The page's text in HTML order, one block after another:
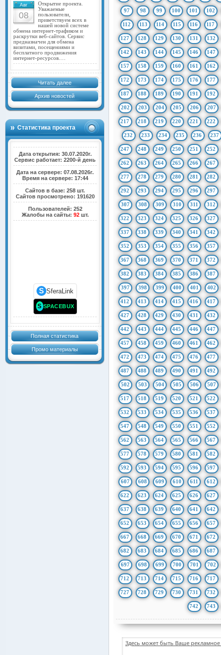
Авг
08
Открытие проекта.
Уважаемые
пользователи,
приветствуем всех в
нашей новой системе
обмена интернет-трафиком и
раскрутки веб-сайтов. Сервис
предназначен для обмена
визитами, посещениями и
бесплатного продвижения
интернет-ресурсов.…
Читать далее
Архив новостей
Статистика проекта
Дата открытия: 30.07.2020г.
Сервис работает: 2200-й день
Дата на сервере: 07.08.2026г.
Время на сервере: 17:44
Сайтов в базе: 258 шт.
Сайтов просмотрено: 191620
Пользователей: 252
Жалобы на сайты: 92шт.
S SferaLink
S SPACEBUX
Полная статистика
Промо материалы
97 98 99 100 101 102
112 113 114 115 116 117
127 128 129 130 131 132
142 143 144 145 146 147
157 158 159 160 161 162
172 173 174 175 176 177
187 188 189 190 191 192
202 203 204 205 206 207
217 218 219 220 221 222
232 233 234 235 236 237
247 248 249 250 251 252
262 263 264 265 266 267
277 278 279 280 281 282
292 293 294 295 296 297
307 308 309 310 311 312
322 323 324 325 326 327
337 338 339 340 341 342
352 353 354 355 356 357
367 368 369 370 371 372
382 383 384 385 386 387
397 398 399 400 401 402
412 413 414 415 416 417
427 428 429 430 431 432
442 443 444 445 446 447
457 458 459 460 461 462
472 473 474 475 476 477
487 488 489 490 491 492
502 503 504 505 506 507
517 518 519 520 521 522
532 533 534 535 536 537
547 548 549 550 551 552
562 563 564 565 566 567
577 578 579 580 581 582
592 593 594 595 596 597
607 608 609 610 611 612
622 623 624 625 626 627
637 638 639 640 641 642
652 653 654 655 656 657
667 668 669 670 671 672
682 683 684 685 686 687
697 698 699 700 701 702
712 713 714 715 716 717
727 728 729 730 731 732
742 743
Здесь может быть Ваше